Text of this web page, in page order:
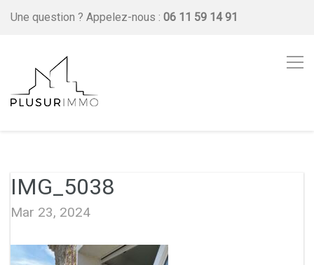
Une question ? Appelez-nous : 06 11 59 14 91
IMG_5038
Mar 23, 2024